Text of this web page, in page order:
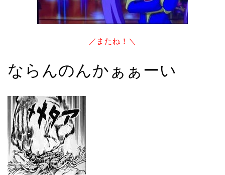
／またね！＼
ならんのんかぁぁーい